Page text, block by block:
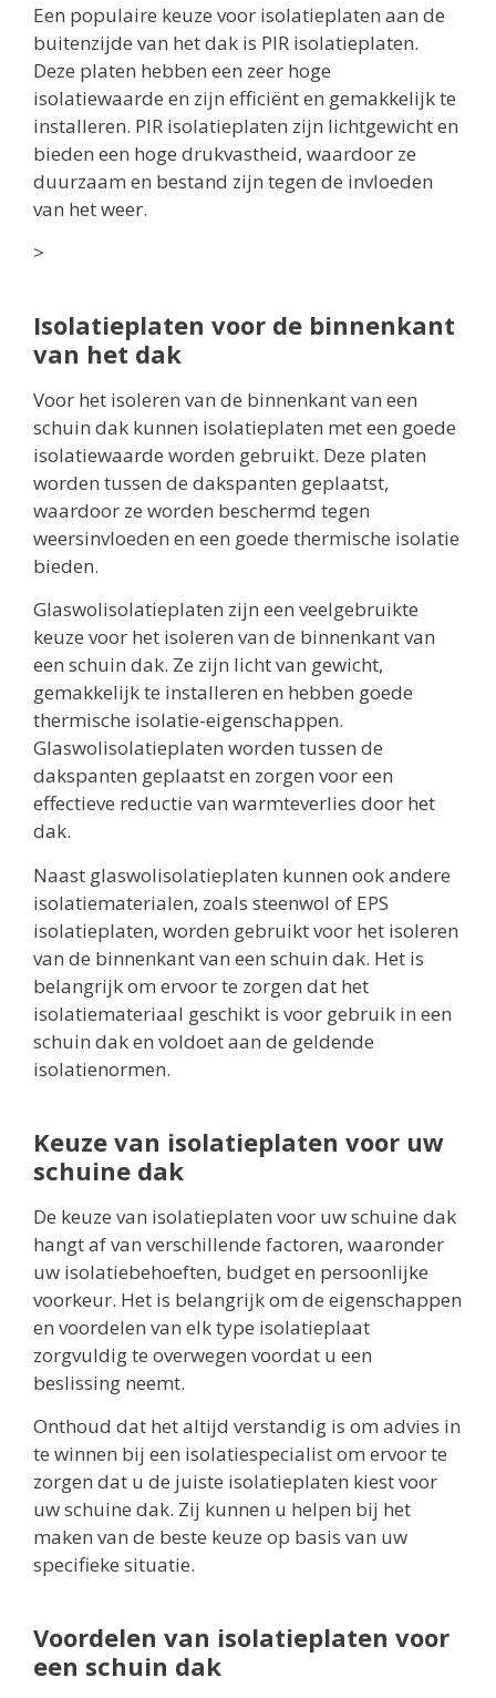
Een populaire keuze voor isolatieplaten aan de
buitenzijde van het dak is PIR isolatieplaten.
Deze platen hebben een zeer hoge
isolatiewaarde en zijn efficiënt en gemakkelijk te
installeren. PIR isolatieplaten zijn lichtgewicht en
bieden een hoge drukvastheid, waardoor ze
duurzaam en bestand zijn tegen de invloeden
van het weer.
>
Isolatieplaten voor de binnenkant
van het dak
Voor het isoleren van de binnenkant van een
schuin dak kunnen isolatieplaten met een goede
isolatiewaarde worden gebruikt. Deze platen
worden tussen de dakspanten geplaatst,
waardoor ze worden beschermd tegen
weersinvloeden en een goede thermische isolatie
bieden.
Glaswolisolatieplaten zijn een veelgebruikte
keuze voor het isoleren van de binnenkant van
een schuin dak. Ze zijn licht van gewicht,
gemakkelijk te installeren en hebben goede
thermische isolatie-eigenschappen.
Glaswolisolatieplaten worden tussen de
dakspanten geplaatst en zorgen voor een
effectieve reductie van warmteverlies door het
dak.
Naast glaswolisolatieplaten kunnen ook andere
isolatiematerialen, zoals steenwol of EPS
isolatieplaten, worden gebruikt voor het isoleren
van de binnenkant van een schuin dak. Het is
belangrijk om ervoor te zorgen dat het
isolatiemateriaal geschikt is voor gebruik in een
schuin dak en voldoet aan de geldende
isolatienormen.
Keuze van isolatieplaten voor uw
schuine dak
De keuze van isolatieplaten voor uw schuine dak
hangt af van verschillende factoren, waaronder
uw isolatiebehoeften, budget en persoonlijke
voorkeur. Het is belangrijk om de eigenschappen
en voordelen van elk type isolatieplaat
zorgvuldig te overwegen voordat u een
beslissing neemt.
Onthoud dat het altijd verstandig is om advies in
te winnen bij een isolatiespecialist om ervoor te
zorgen dat u de juiste isolatieplaten kiest voor
uw schuine dak. Zij kunnen u helpen bij het
maken van de beste keuze op basis van uw
specifieke situatie.
Voordelen van isolatieplaten voor
een schuin dak